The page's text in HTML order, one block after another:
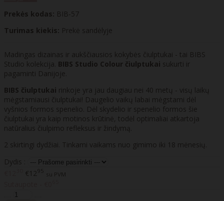
Prekės kodas: BIB-57
Turimas kiekis: Prekė sandėlyje
Madingas dizainas ir aukščiausios kokybės čiulptukai - tai BIBS
Studio kolekcija. BIBS Studio Colour čiulptukai sukurti ir
pagaminti Danijoje.
BIBS čiulptukai rinkoje yra jau daugiau nei 40 metų - visų laikų
mėgstamiausi čiulptukai! Daugelio vaikų labai mėgstami dėl
vyšnios formos spenelio. Dėl skydelio ir spenelio formos šie
čiulptukai yra kaip motinos krūtinė, todėl optimaliai atkartoja
natūralius čiulpimo refleksus ir žindymą.
2 skirtingi dydžiai. Tinkami vaikams nuo gimimo iki 18 mėnesių.
Dydis :
€1295 su PVM